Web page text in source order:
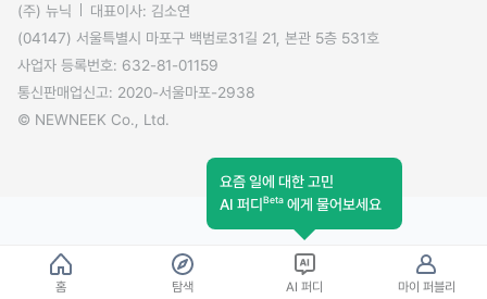
(주) 뉴닉
대표이사: 김소연
(04147) 서울특별시 마포구 백범로31길 21, 본관 5층 531호
사업자 등록번호: 632-81-01159
통신판매업신고: 2020-서울마포-2938
© NEWNEEK Co., Ltd.
홈 탐색
요즘 일에 대한 고민
AI 퍼디Beta 에게 물어보세요
AI 퍼디 마이 퍼블리